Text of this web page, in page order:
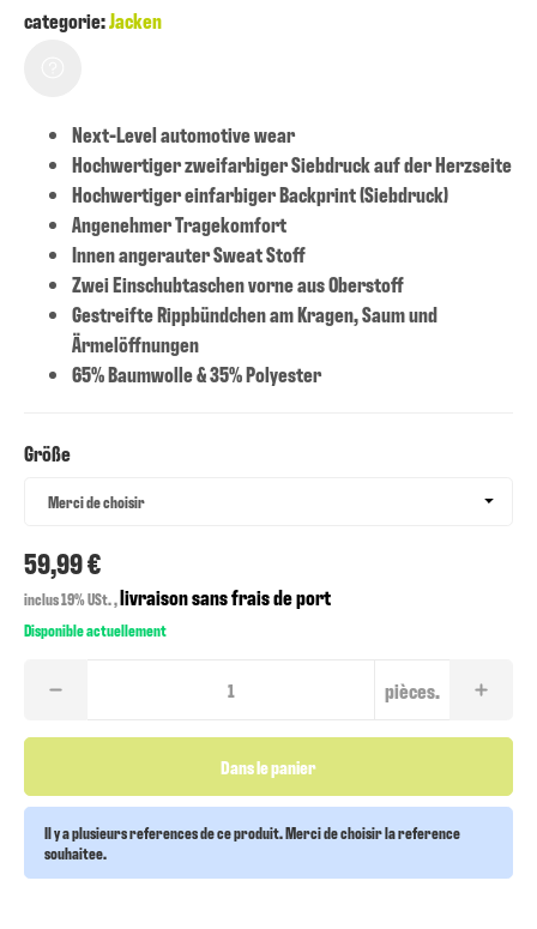
categorie:Jacken
Next-Level automotive wear
Hochwertiger zweifarbiger Siebdruck auf der Herzseite
Hochwertiger einfarbiger Backprint (Siebdruck)
Angenehmer Tragekomfort
Innen angerauter Sweat Stoff
Zwei Einschubtaschen vorne aus Oberstoff
Gestreifte Rippbündchen am Kragen, Saum und
Ärmelöffnungen
65% Baumwolle & 35% Polyester
Größe
Merci de choisir
59,99 €
inclus 19% USt. ,livraison sans frais de port
Disponible actuellement
pièces.
Dans le panier
Il y a plusieurs references de ce produit. Merci de choisir la reference
souhaitee.